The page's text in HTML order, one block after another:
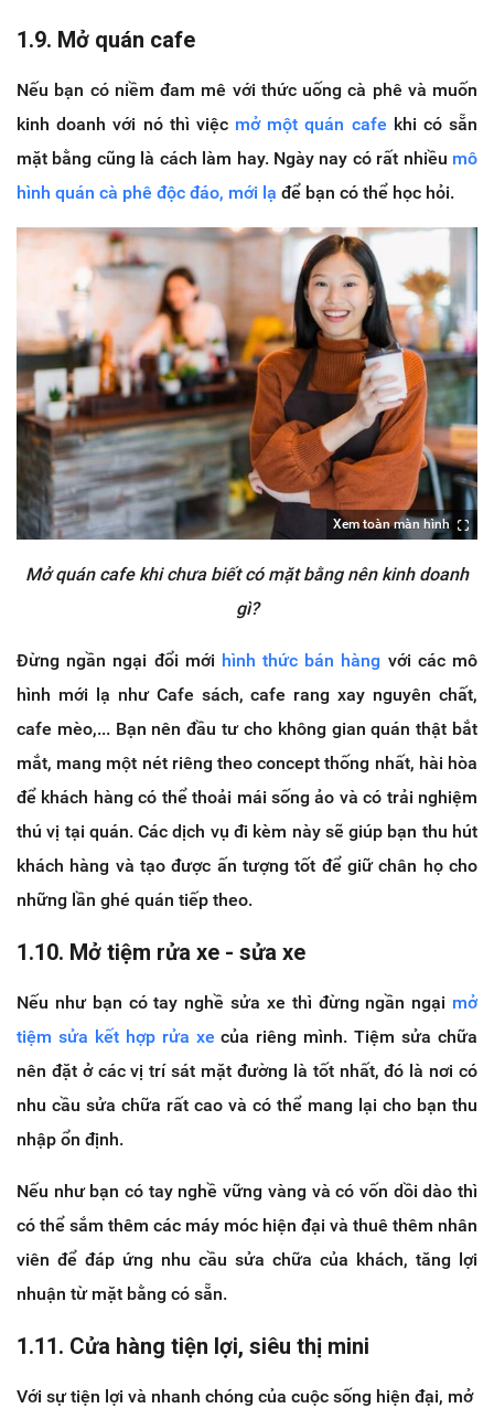
1.9. Mở quán cafe
Nếu bạn có niềm đam mê với thức uống cà phê và muốn
kinh doanh với nó thì việc mở một quán cafe khi có sẵn
mặt bằng cũng là cách làm hay. Ngày nay có rất nhiều mô
hình quán cà phê độc đáo, mới lạ để bạn có thể học hỏi.
Xem toàn màn hình
Mở quán cafe khi chưa biết có mặt bằng nên kinh doanh
gì?
Đừng ngần ngại đổi mới hình thức bán hàng với các mô
hình mới lạ như Cafe sách, cafe rang xay nguyên chất,
cafe mèo,... Bạn nên đầu tư cho không gian quán thật bắt
mắt, mang một nét riêng theo concept thống nhất, hài hòa
để khách hàng có thể thoải mái sống ảo và có trải nghiệm
thú vị tại quán. Các dịch vụ đi kèm này sẽ giúp bạn thu hút
khách hàng và tạo được ấn tượng tốt để giữ chân họ cho
những lần ghé quán tiếp theo.
1.10. Mở tiệm rửa xe - sửa xe
Nếu như bạn có tay nghề sửa xe thì đừng ngần ngại mở
tiệm sửa kết hợp rửa xe của riêng mình. Tiệm sửa chữa
nên đặt ở các vị trí sát mặt đường là tốt nhất, đó là nơi có
nhu cầu sửa chữa rất cao và có thể mang lại cho bạn thu
nhập ổn định.
Nếu như bạn có tay nghề vững vàng và có vốn dồi dào thì
có thể sắm thêm các máy móc hiện đại và thuê thêm nhân
viên để đáp ứng nhu cầu sửa chữa của khách, tăng lợi
nhuận từ mặt bằng có sẵn.
1.11. Cửa hàng tiện lợi, siêu thị mini
Với sự tiện lợi và nhanh chóng của cuộc sống hiện đại, mở